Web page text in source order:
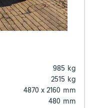
985 kg
2515 kg
4870 x 2160 mm
480 mm